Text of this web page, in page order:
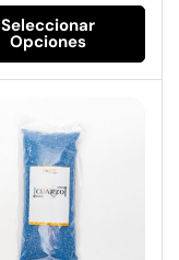
Seleccionar
Opciones